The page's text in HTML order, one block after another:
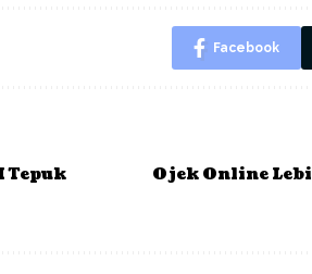
Facebook
Tepuk
Ojek Online